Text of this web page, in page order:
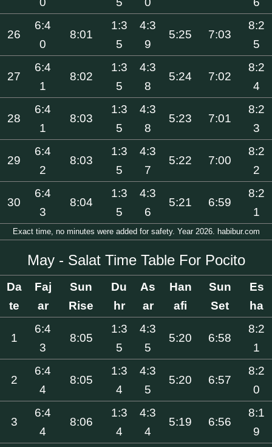
26
6:4
0
8:01
1:3
5
4:3
9
5:25 7:03
8:2
5
27
6:4
1
8:02
1:3
5
4:3
8
5:24 7:02
8:2
4
28
6:4
1
8:03
1:3
5
4:3
8
5:23 7:01
8:2
3
29
6:4
2
8:03
1:3
5
4:3
7
5:22 7:00
8:2
2
30
6:4
3
8:04
1:3
5
4:3
6
5:21 6:59
8:2
1
Exact time, no minutes were added for safety. Year 2026. habibur.com
May - Salat Time Table For Pocito
Da
te
Faj
ar
Sun
Rise
Du
hr
As
ar
Han
afi
Sun
Set
Es
ha
1
6:4
3
8:05
1:3
5
4:3
5
5:20 6:58
8:2
1
2
6:4
4
8:05
1:3
4
4:3
5
5:20 6:57
8:2
0
3
6:4
4
8:06
1:3
4
4:3
4
5:19 6:56
8:1
9